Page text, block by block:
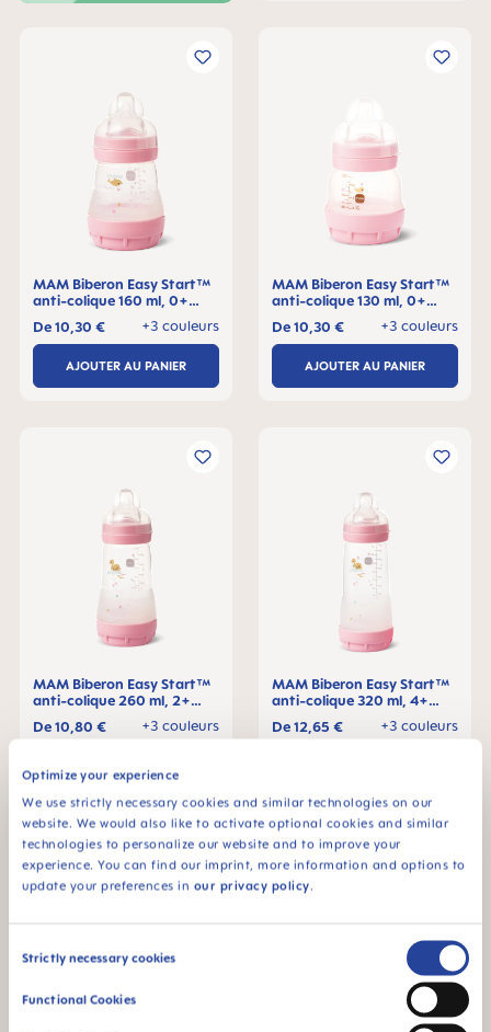
Optimize your experience
We use strictly necessary cookies and similar technologies on our
website. We would also like to activate optional cookies and similar
technologies to personalize our website and to improve your
experience. You can find our imprint, more information and options to
update your preferences in our privacy policy.
Consent
Strictly necessary cookies
Functional Cookies
MAM Biberon Easy Start™
anti-colique 160 ml, 0+
+3 couleurs
De10,30 €
AJOUTER AU PANIER
MAM Biberon Easy Start™
anti-colique 130 ml, 0+
+3 couleurs
De10,30 €
AJOUTER AU PANIER
MAM Biberon Easy Start™
anti-colique 260 ml, 2+
+3 couleurs
De10,80 €
MAM Biberon Easy Start™
anti-colique 320 ml, 4+
+3 couleurs
De12,65 €